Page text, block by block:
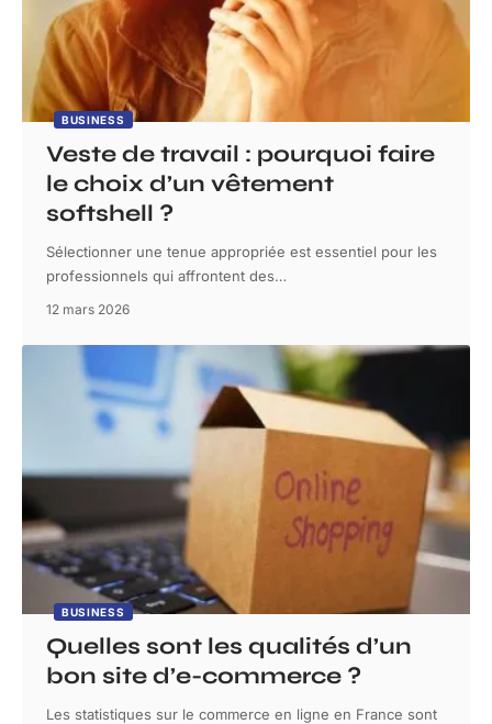
BUSINESS
Veste de travail : pourquoi faire
le choix d’un vêtement
softshell ?
Sélectionner une tenue appropriée est essentiel pour les
professionnels qui affrontent des…
12 mars 2026
BUSINESS
Quelles sont les qualités d’un
bon site d’e-commerce ?
Les statistiques sur le commerce en ligne en France sont